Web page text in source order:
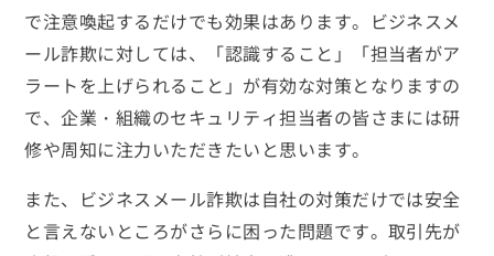
で注意喚起するだけでも効果はあります。ビジネスメ
ール詐欺に対しては、「認識すること」「担当者がア
ラートを上げられること」が有効な対策となりますの
で、企業・組織のセキュリティ担当者の皆さまには研
修や周知に注力いただきたいと思います。
また、ビジネスメール詐欺は自社の対策だけでは安全
と言えないところがさらに困った問題です。取引先が